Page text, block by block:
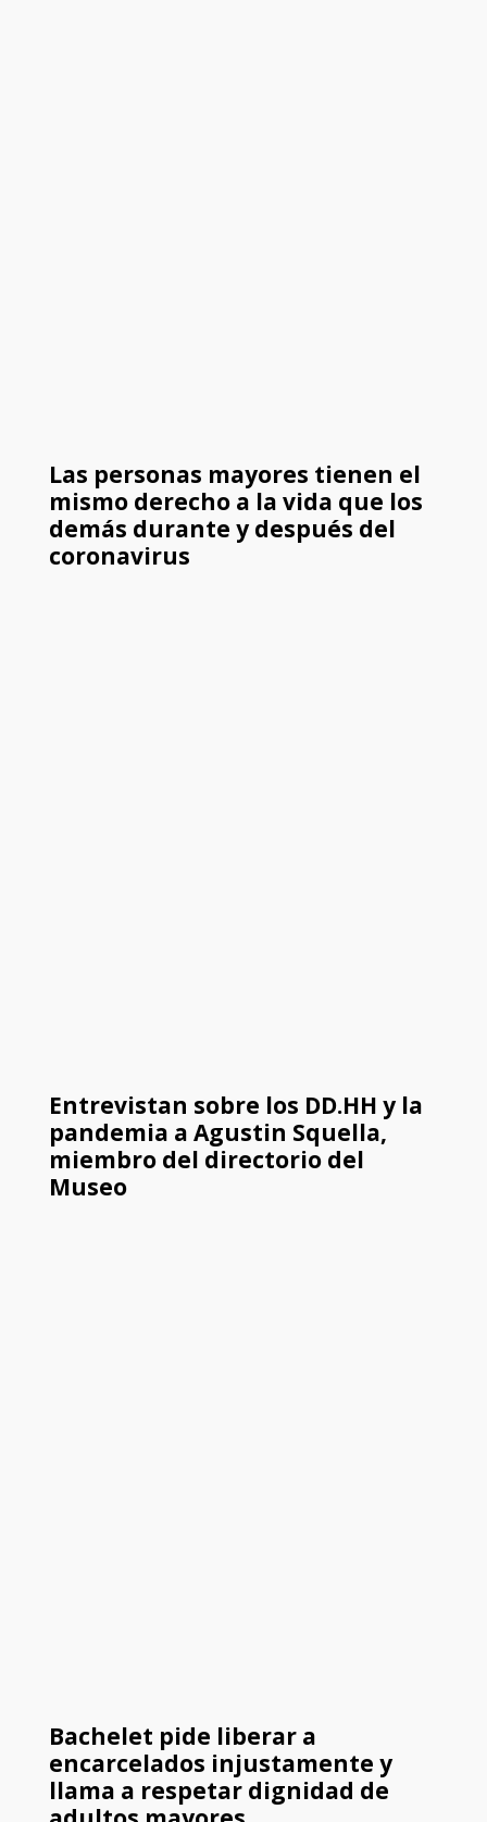
Las personas mayores tienen el
mismo derecho a la vida que los
demás durante y después del
coronavirus
Entrevistan sobre los DD.HH y la
pandemia a Agustin Squella,
miembro del directorio del
Museo
Bachelet pide liberar a
encarcelados injustamente y
llama a respetar dignidad de